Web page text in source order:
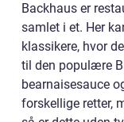
Backhaus er
samlet i et. Her
klassikere, hvor
til den populære
bearnaisesauce
forskellige retter,